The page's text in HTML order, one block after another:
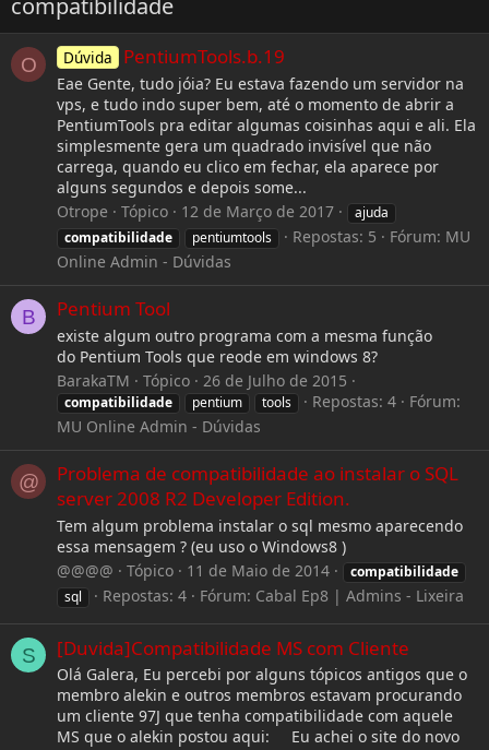
compatibilidade
O Dúvida PentiumTools.b.19
Eae Gente, tudo jóia? Eu estava fazendo um servidor na
vps, e tudo indo super bem, até o momento de abrir a
PentiumTools pra editar algumas coisinhas aqui e ali. Ela
simplesmente gera um quadrado invisível que não
carrega, quando eu clico em fechar, ela aparece por
alguns segundos e depois some...
Otrope
Tópico 12 de Março de 2017
ajuda
compatibilidade
pentiumtools Repostas: 5 Fórum: MU
Online Admin - Dúvidas
B Pentium Tool
existe algum outro programa com a mesma função
do Pentium Tools que reode em windows 8?
BarakaTM
Tópico 26 de Julho de 2015
compatibilidade pentium tools Repostas: 4
Fórum:
MU Online Admin - Dúvidas
@
Problema de compatibilidade ao instalar o SQL
server 2008 R2 Developer Edition.
Tem algum problema instalar o sql mesmo aparecendo
essa mensagem ? (eu uso o Windows8 )
@@@@
Tópico 11 de Maio de 2014
compatibilidade
sql
Repostas: 4 Fórum: Cabal Ep8 | Admins - Lixeira
S [Duvida]Compatibilidade MS com Cliente
Olá Galera, Eu percebi por alguns tópicos antigos que o
membro alekin e outros membros estavam procurando
um cliente 97J que tenha compatibilidade com aquele
MS que o alekin postou aqui: Eu achei o site do novo